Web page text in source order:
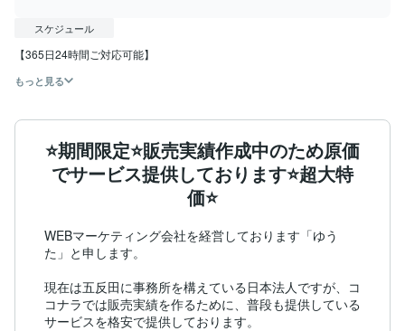
スケジュール
もっと見る
⭐️期間限定⭐️販売実績作成中のため原価
でサービス提供しております⭐️超大特
価⭐️
WEBマーケティング会社を経営しております「ゆう
た」と申します。
現在は五反田に事務所を構えている日本法人ですが、コ
コナラでは販売実績を作るために、普段も提供している
サービスを格安で提供しております。